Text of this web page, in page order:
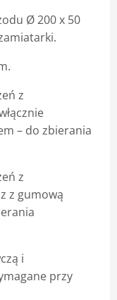
Ø 200 x 50
z
– do zbierania
z
z gumową
i
przy